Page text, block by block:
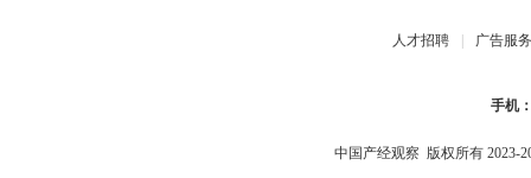
人才招聘 广告服务
手机
中国产经观察 版权所有 2023-